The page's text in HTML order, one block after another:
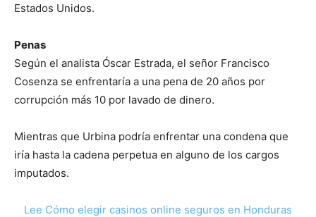
Estados Unidos.
Penas
Según el analista Óscar Estrada, el señor Francisco
Cosenza se enfrentaría a una pena de 20 años por
corrupción más 10 por lavado de dinero.
Mientras que Urbina podría enfrentar una condena que
iría hasta la cadena perpetua en alguno de los cargos
imputados.
Lee Cómo elegir casinos online seguros en Honduras